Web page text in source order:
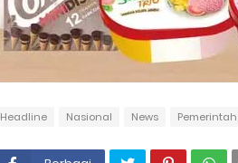
Headline Nasional News